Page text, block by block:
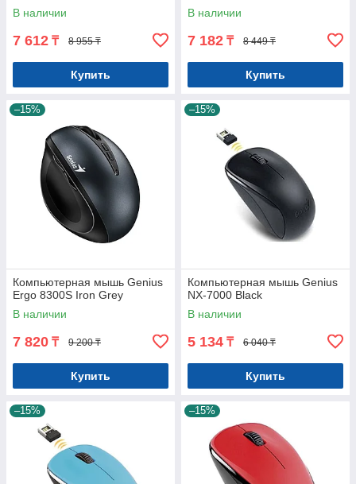
В наличии
7 612 ₸ 8 955 ₸
Купить
В наличии
7 182 ₸ 8 449 ₸
Купить
–15%
Компьютерная мышь Genius
Ergo 8300S Iron Grey
В наличии
7 820 ₸ 9 200 ₸
Купить
–15%
Компьютерная мышь Genius
NX-7000 Black
В наличии
5 134 ₸ 6 040 ₸
Купить
–15% –15%